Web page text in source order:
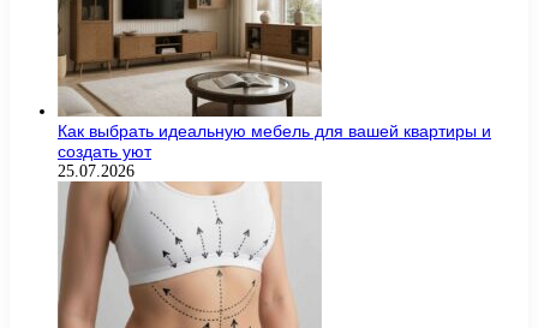
Как выбрать идеальную мебель для вашей квартиры и
создать уют
25.07.2026